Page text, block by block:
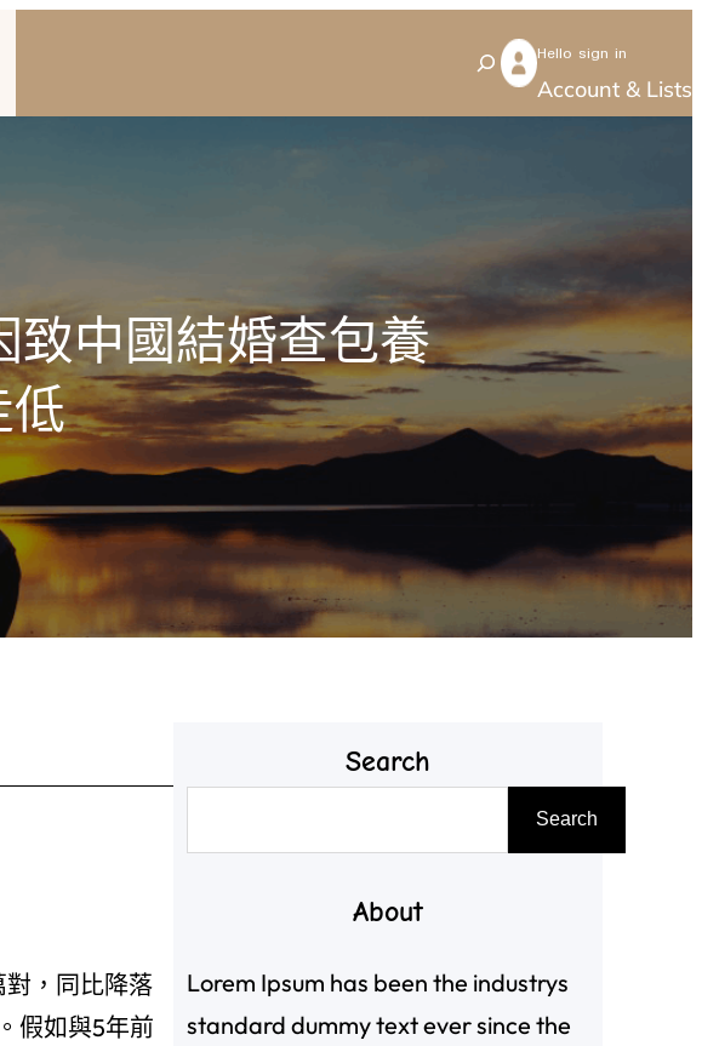
S
e
Hello sign in
Account & Lists
致中國結婚查包養
低
，同比降落
假如與5年前
Search
尋
Search
About
Lorem Ipsum has been the industrys
standard dummy text ever since the